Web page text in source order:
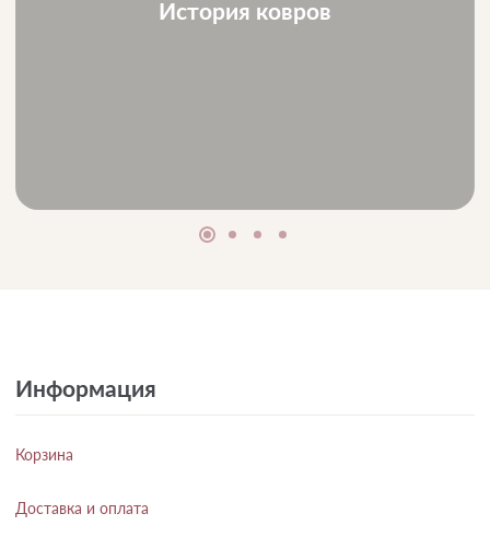
История ковров
Информация
Корзина
Доставка и оплата